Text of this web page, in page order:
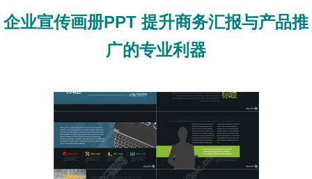
企业宣传画册PPT 提升商务汇报与产品推
广的专业利器